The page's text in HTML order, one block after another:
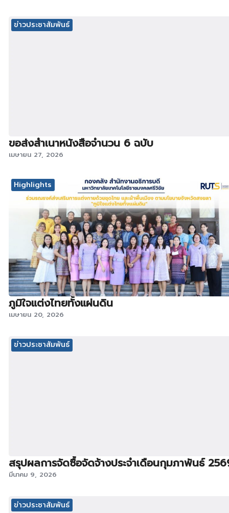
ข่าวประชาสัมพันธ์
ขอส่งสำเนาหนังสือจำนวน 6 ฉบับ
เมษายน 27, 2026
Highlights
ภูมิใจแต่งไทยทั้งแผ่นดิน
เมษายน 20, 2026
ข่าวประชาสัมพันธ์
สรุปผลการจัดซื้อจัดจ้างประจำเดือนกุมภาพันธ์
มีนาคม 9, 2026
ข่าวประชาสัมพันธ์